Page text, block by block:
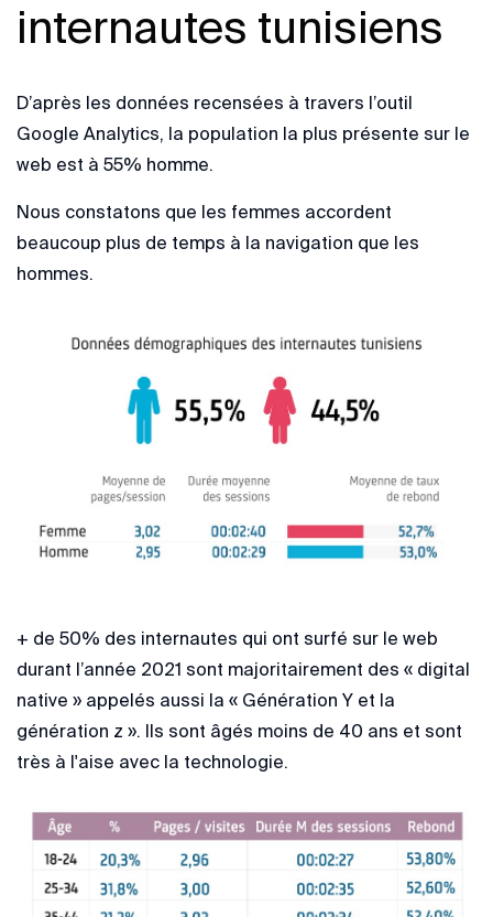
internautes tunisiens
D’après les données recensées à travers l’outil
Google Analytics, la population la plus présente sur le
web est à 55% homme.
Nous constatons que les femmes accordent
beaucoup plus de temps à la navigation que les
hommes.
+ de 50% des internautes qui ont surfé sur le web
durant l’année 2021 sont majoritairement des « digital
native » appelés aussi la « Génération Y et la
génération z ». Ils sont âgés moins de 40 ans et sont
très à l'aise avec la technologie.